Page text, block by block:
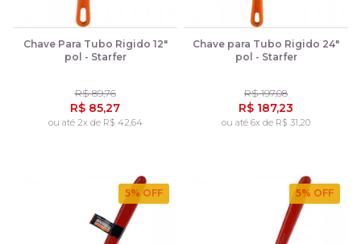
Chave Para Tubo Rigido 12"
pol - Starfer
R$ 89,76
R$ 85,27
ou até 2x de R$ 42,64
Chave para Tubo Rigido 24"
pol - Starfer
R$ 197,08
R$ 187,23
ou até 6x de R$ 31,20
5% OFF 5% OFF